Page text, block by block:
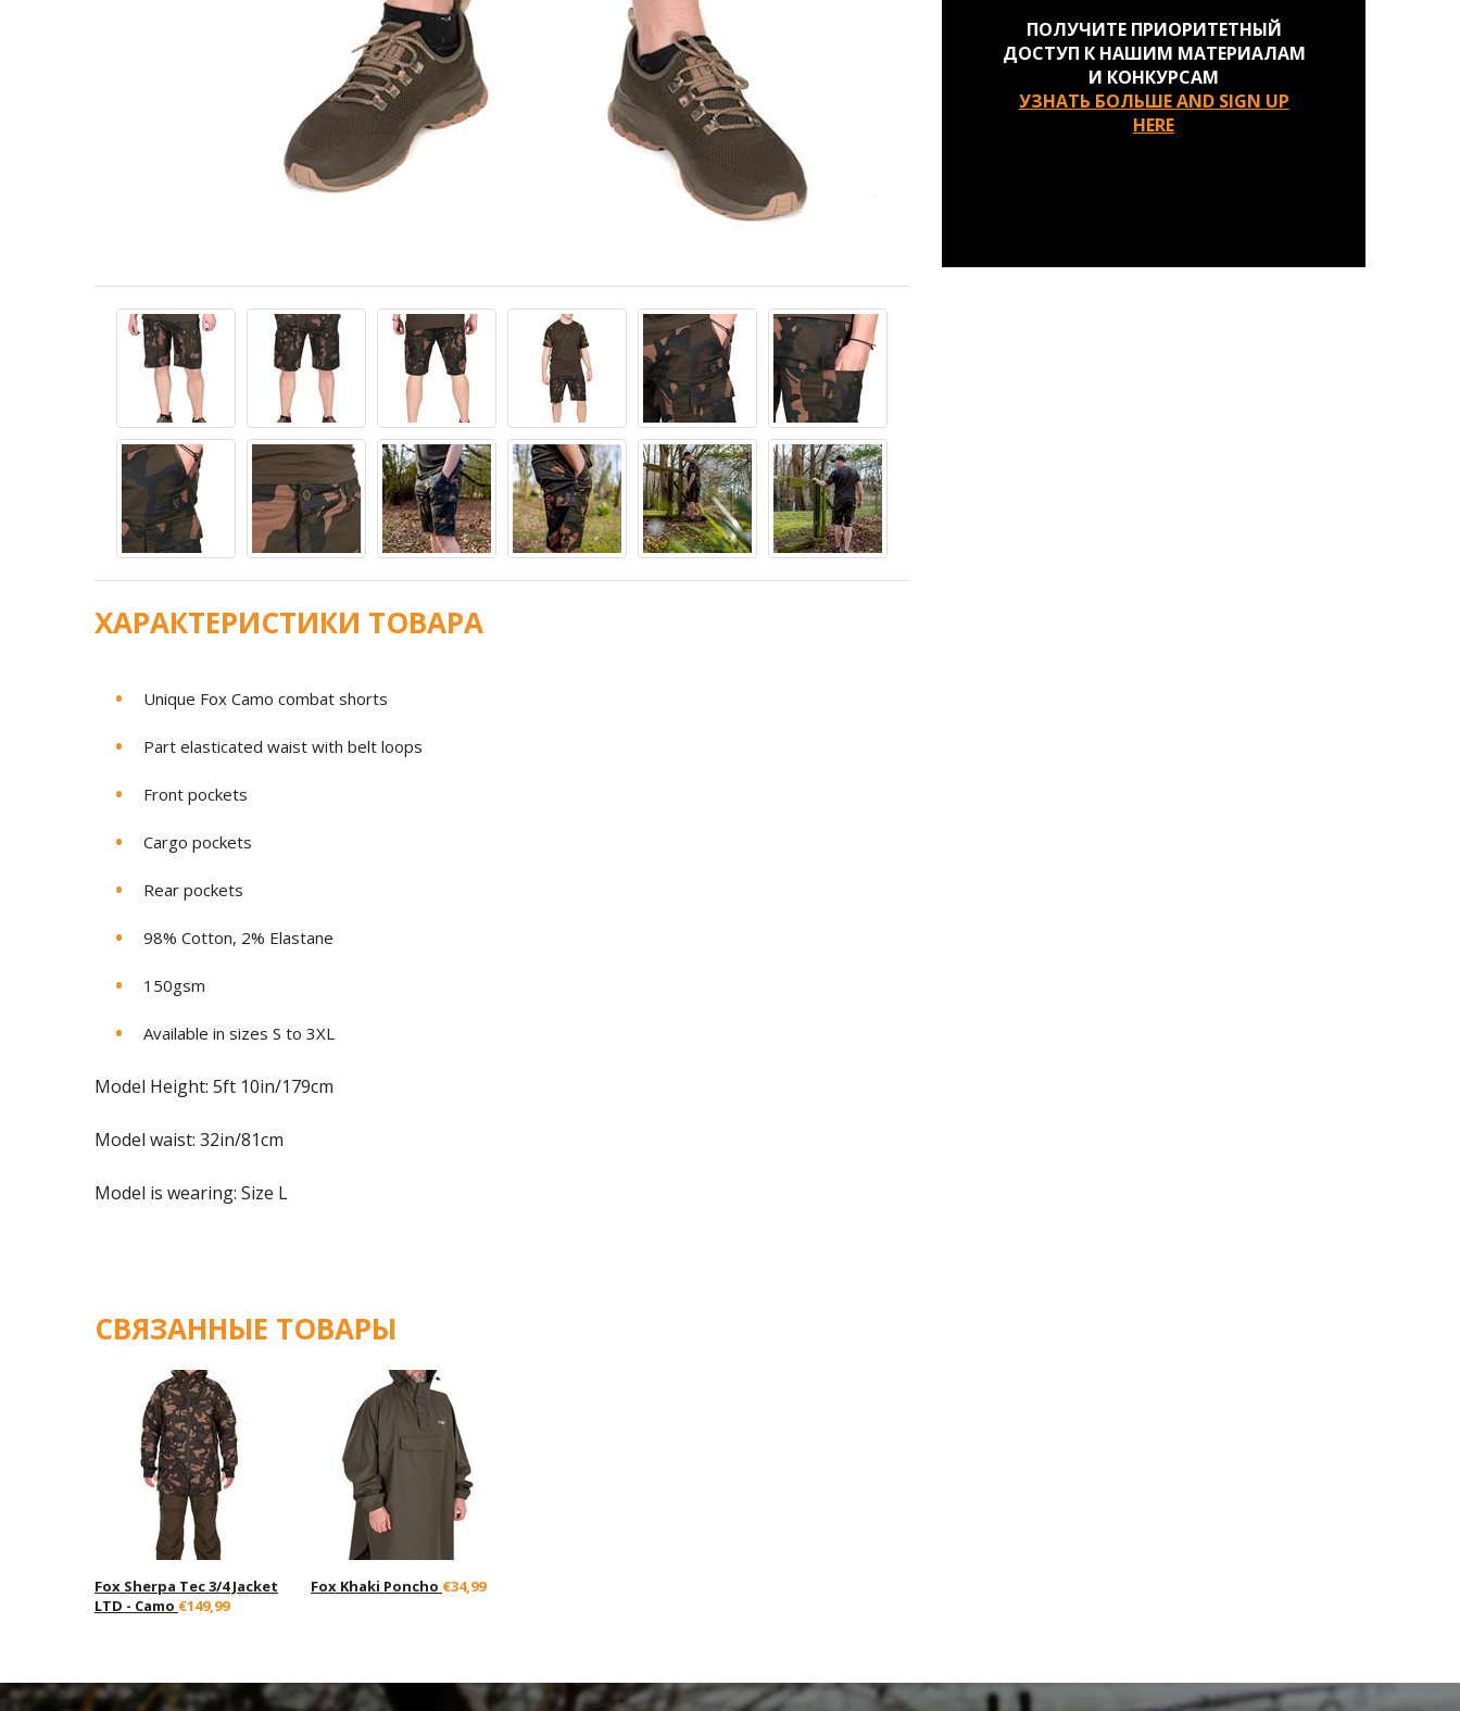
ХАРАКТЕРИСТИКИ ТОВАРА
Unique Fox Camo combat shorts
Part elasticated waist with belt loops
Front pockets
Cargo pockets
Rear pockets
98% Cotton, 2% Elastane
150gsm
Available in sizes S to 3XL
Model Height: 5ft 10in/179cm
Model waist: 32in/81cm
Model is wearing: Size L
ПОЛУЧИТЕ ПРИОРИТЕТНЫЙ
ДОСТУП К НАШИМ МАТЕРИАЛАМ
И КОНКУРСАМ
УЗНАТЬ БОЛЬШЕ AND SIGN UP
HERE
СВЯЗАННЫЕ ТОВАРЫ
Fox Sherpa Tec 3/4 Jacket
LTD - Camo €149,99
Fox Khaki Poncho €34,99